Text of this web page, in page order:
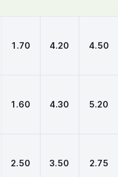
1.70 4.20 4.50
1.60 4.30 5.20
2.50 3.50 2.75